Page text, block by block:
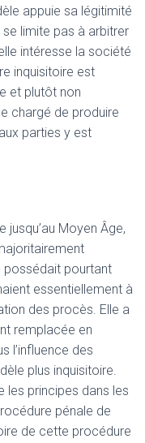
appuie sa légitimité
se limite pas à arbitrer
intéresse la société
inquisitoire est
et plutôt non
chargé de produire
parties y est
jusqu’au Moyen Âge,
possédait pourtant
essentiellement à
des procès. Elle a
remplacée en
l’influence des
plus inquisitoire.
les principes dans les
pénale de
de cette procédure